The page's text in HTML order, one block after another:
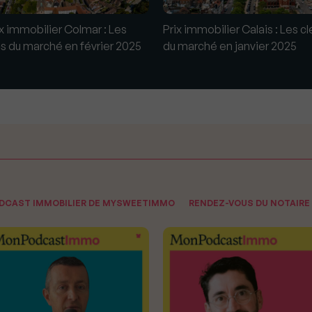
immobilier Colmar : Les
du marché en février 2025
Prix immobilier Calais : Les
du marché en janvier 2025
IMMOBILIER DE MYSWEETIMMO RENDEZ-VOUS DU NOTAIRE